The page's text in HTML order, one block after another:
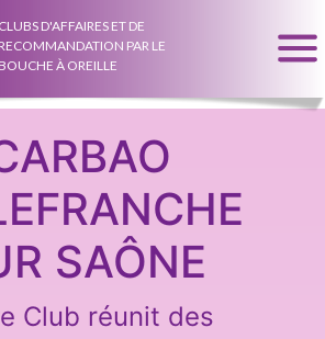
CLUBS D'AFFAIRES ET DE
PAR LE
À OREILLE
SAÔNE
Club réunit des